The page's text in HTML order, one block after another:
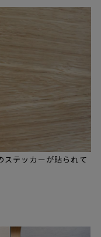
ステッカーが貼られて